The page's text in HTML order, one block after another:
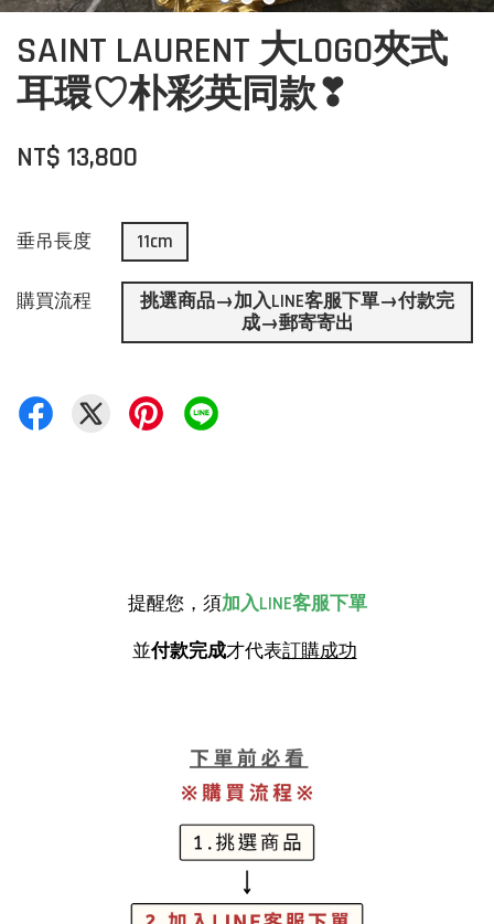
SAINT LAURENT 大LOGO夾式
耳環♡朴彩英同款❣
NT$ 13,800
垂吊長度 11cm
購買流程
挑選商品→加入LINE客服下單→付款完
成→郵寄寄出
提醒您，須加入LINE客服下單
並付款完成才代表訂購成功